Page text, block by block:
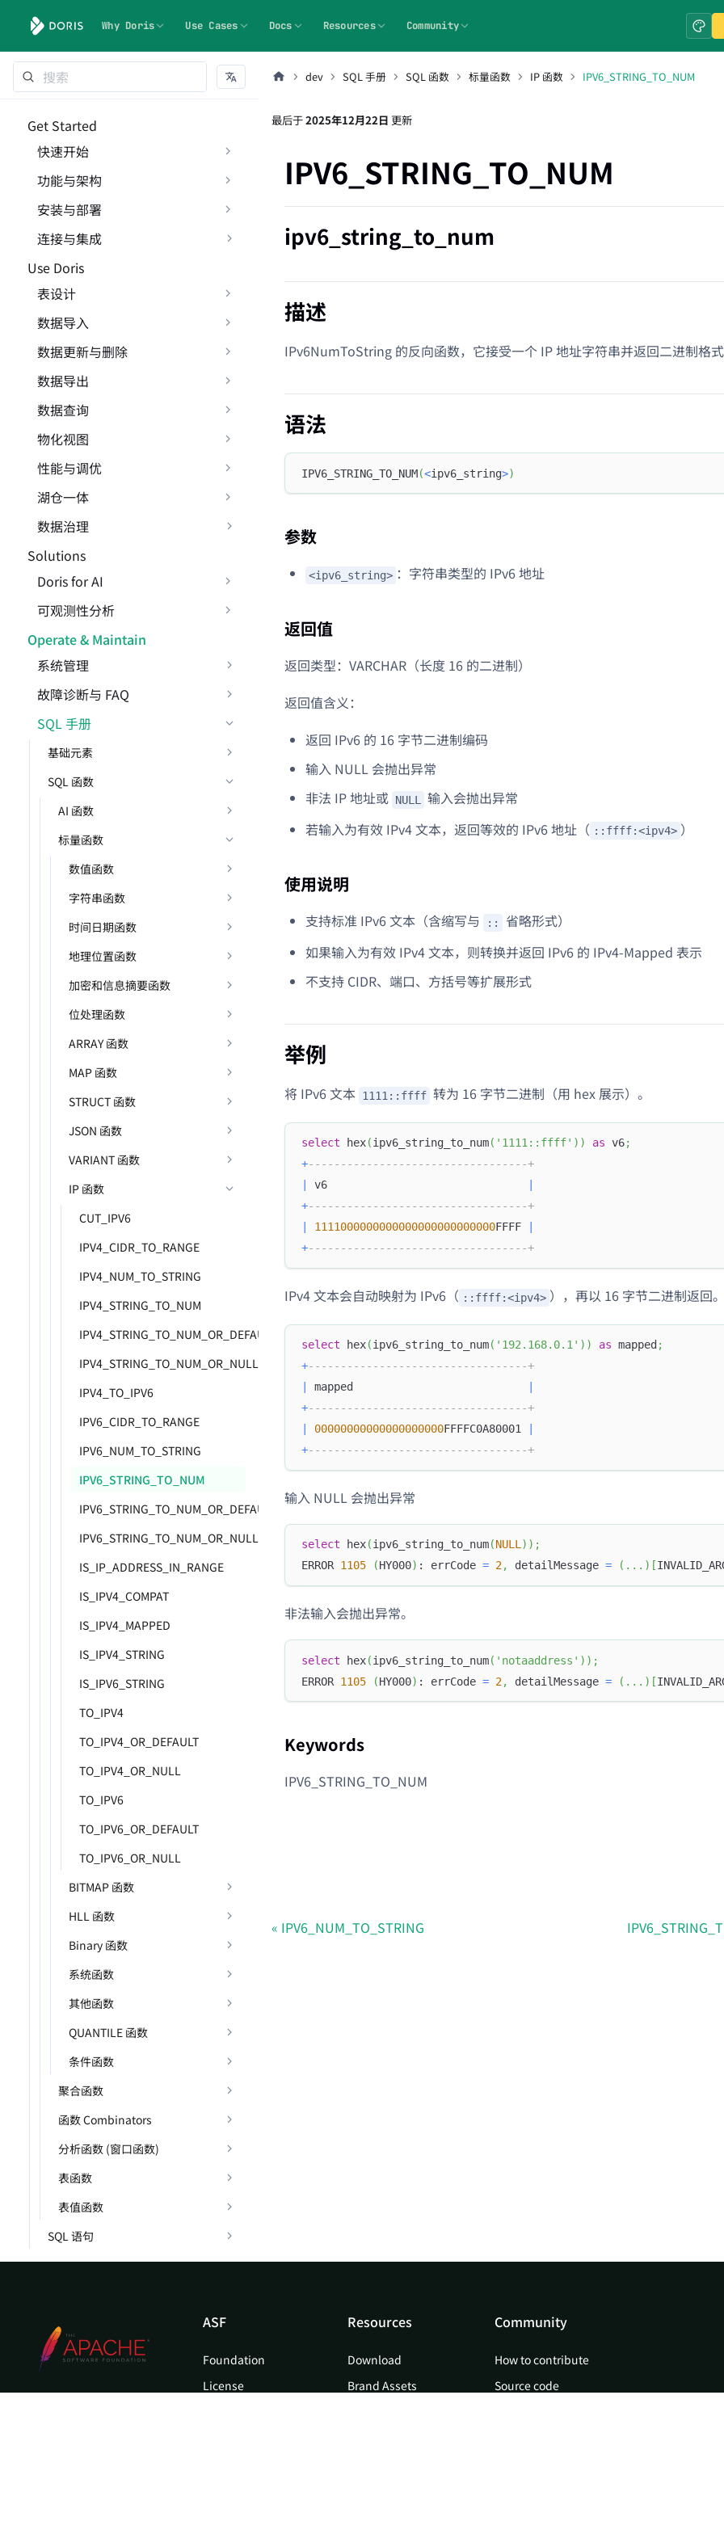
Why Doris Use Cases Docs Resources Community
Get Started
快速开始
功能与架构
安装与部署
连接与集成
Use Doris
表设计
数据导入
数据更新与删除
数据导出
数据查询
物化视图
性能与调优
湖仓一体
数据治理
Solutions
Doris for AI
可观测性分析
Operate & Maintain
系统管理
故障诊断与 FAQ
SQL 手册
基础元素
SQL 函数
AI 函数
标量函数
数值函数
字符串函数
时间日期函数
地理位置函数
加密和信息摘要函数
位处理函数
ARRAY 函数
MAP 函数
STRUCT 函数
JSON 函数
VARIANT 函数
IP 函数
CUT_IPV6
IPV4_CIDR_TO_RANGE
IPV4_NUM_TO_STRING
IPV4_STRING_TO_NUM
IPV4_STRING_TO_NUM_OR_DEFAULT
IPV4_STRING_TO_NUM_OR_NULL
IPV4_TO_IPV6
IPV6_CIDR_TO_RANGE
IPV6_NUM_TO_STRING
IPV6_STRING_TO_NUM
IPV6_STRING_TO_NUM_OR_DEFAULT
IPV6_STRING_TO_NUM_OR_NULL
IS_IP_ADDRESS_IN_RANGE
IS_IPV4_COMPAT
IS_IPV4_MAPPED
IS_IPV4_STRING
IS_IPV6_STRING
TO_IPV4
TO_IPV4_OR_DEFAULT
TO_IPV4_OR_NULL
TO_IPV6
TO_IPV6_OR_DEFAULT
TO_IPV6_OR_NULL
BITMAP 函数
HLL 函数
Binary 函数
系统函数
其他函数
QUANTILE 函数
条件函数
聚合函数
函数 Combinators
分析函数 (窗口函数)
表函数
表值函数
SQL 语句
dev SQL 手册 SQL 函数 标量函数 IP 函数 IPV6_STRING_TO_NUM
最后于2025年12月22日 更新
IPV6_STRING_TO_NUM
ipv6_string_to_num
描述
IPv6NumToString 的反向函数，它接受一个 IP 地址字符串并返回二进制格
语法
IPV6_STRING_TO_NUM(<ipv6_string>)
参数
<ipv6_string> ：字符串类型的 IPv6 地址
返回值
返回类型：VARCHAR（长度 16 的二进制）
返回值含义：
返回 IPv6 的 16 字节二进制编码
输入 NULL 会抛出异常
非法 IP 地址或 NULL
输入会抛出异常
若输入为有效 IPv4 文本，返回等效的 IPv6 地址（ ::ffff:<ipv4> ）
使用说明
支持标准 IPv6 文本（含缩写与 ::
省略形式）
如果输入为有效 IPv4 文本，则转换并返回 IPv6 的 IPv4-Mapped 表示
不支持 CIDR、端口、方括号等扩展形式
举例
将 IPv6 文本 1111::ffff 转为 16 字节二进制（用 hex 展示）。
select hex(ipv6_string_to_num( '1111::ffff' ) ) as v6;
+----------------------------------+
v6
+----------------------------------+
1111000000000000000000000000FFFF
+----------------------------------+
IPv4 文本会自动映射为 IPv6（ ::ffff:<ipv4> ），再以 16 字节二进制返回
select hex(ipv6_string_to_num( '192.168.0.1' ) ) as mapped ;
+----------------------------------+
mapped
+----------------------------------+
00000000000000000000FFFFC0A80001
+----------------------------------+
输入 NULL 会抛出异常
select hex(ipv6_string_to_num(NULL) ) ;
ERROR 1105 (HY000) : errCode = 2, detailMessage = ( . . . ) [
非法输入会抛出异常。
select hex(ipv6_string_to_num( 'notaaddress' ) ) ;
ERROR 1105 (HY000) : errCode = 2, detailMessage = ( . . . ) [
Keywords
IPV6_STRING_TO_NUM
IPV6_NUM_TO_STRING
ASF
Foundation
License
Resources
Download
Brand Assets
Community
How to contribute
Source code